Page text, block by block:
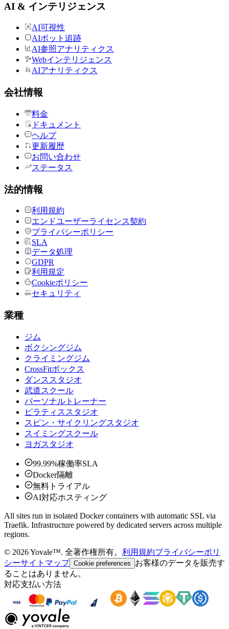
AI & インテリジェンス
AI可視性
AIボット追跡
AI参照アナリティクス
Webインテリジェンス
AIアナリティクス
会社情報
料金
ドキュメント
ヘルプ
更新履歴
お問い合わせ
ステータス
法的情報
利用規約
エンドユーザーライセンス契約
プライバシーポリシー
SLA
データ処理
GDPR
利用規定
Cookieポリシー
セキュリティ
業種
ジム
ボクシングジム
クライミングジム
CrossFitボックス
ダンススタジオ
武道スクール
パーソナルトレーナー
ピラティススタジオ
スピン・サイクリングスタジオ
スイミングスクール
ヨガスタジオ
99.99%稼働率SLA
Docker隔離
無料トライアル
AI対応ホスティング
All sites run in isolated Docker containers with automatic SSL via
Traefik. Infrastructure powered by dedicated servers across multiple
regions.
© 2026Yovale™. 全著作権所有。 利用規約プライバシーポリ
シーサイトマップ Cookie preferences
お客様のデータを販売す
ることはありません。
対応支払い方法